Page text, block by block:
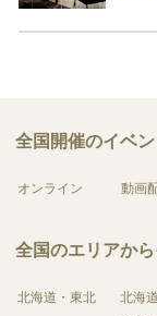
全国開催のイベ
オンライン 動画
全国のエリアか
北海道・東北 北海道